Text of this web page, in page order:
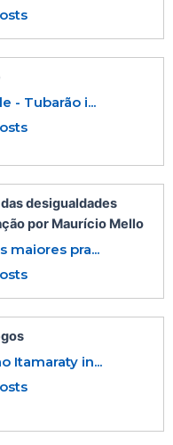
- Tubarão i...
desigualdades
por Maurício Mello
maiores pra...
Itamaraty in...